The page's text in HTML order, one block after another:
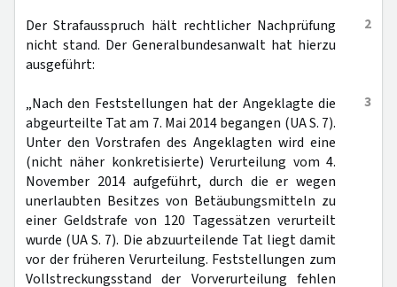
2
Der Strafausspruch hält rechtlicher Nachprüfung
nicht stand. Der Generalbundesanwalt hat hierzu
ausgeführt:
3
„Nach den Feststellungen hat der Angeklagte die
abgeurteilte Tat am 7. Mai 2014 begangen (UA S. 7).
Unter den Vorstrafen des Angeklagten wird eine
(nicht näher konkretisierte) Verurteilung vom 4.
November 2014 aufgeführt, durch die er wegen
unerlaubten Besitzes von Betäubungsmitteln zu
einer Geldstrafe von 120 Tagessätzen verurteilt
wurde (UA S. 7). Die abzuurteilende Tat liegt damit
vor der früheren Verurteilung. Feststellungen zum
Vollstreckungsstand der Vorverurteilung fehlen